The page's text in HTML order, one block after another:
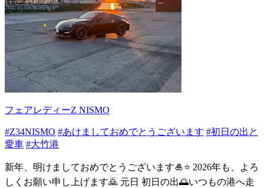
フェアレディーZ NISMO
#Z34NISMO #あけましておめでとうございます #初日の出と
愛車 #大竹港
新年、明けましておめでとうございます🎍⭐️ 2026年も、よろ
しくお願い申し上げます🙇 元日 初日の出🌅いつもの港へ走